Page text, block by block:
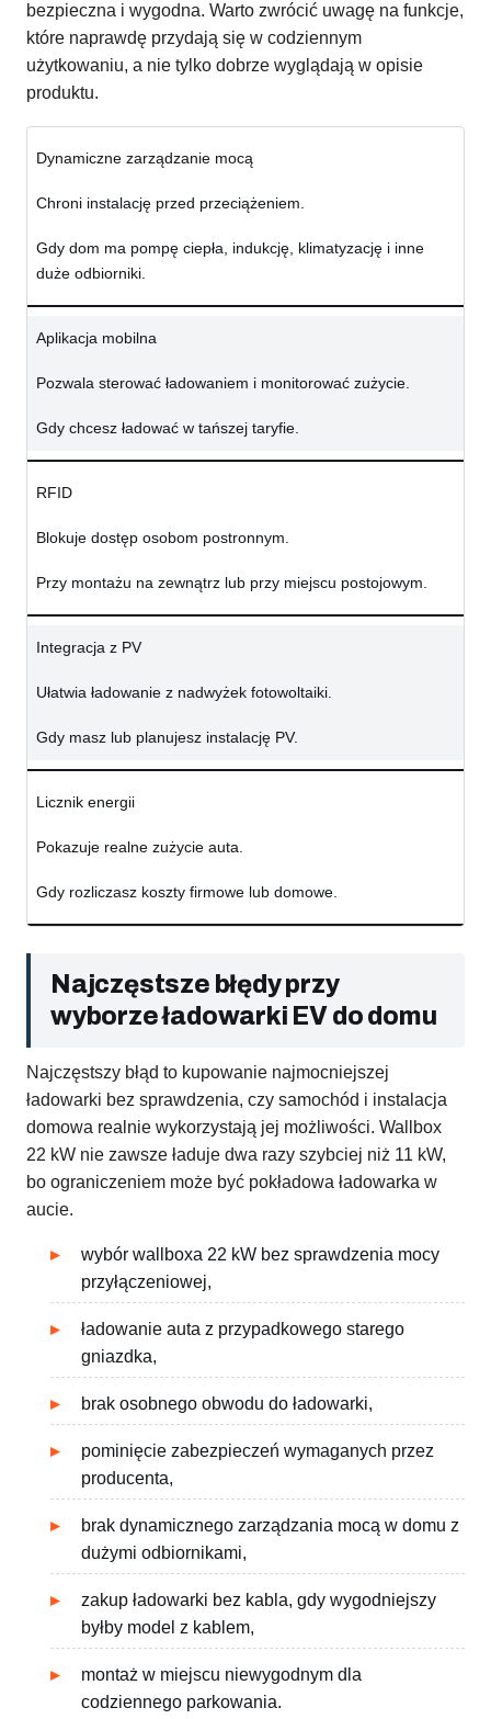
bezpieczna i wygodna. Warto zwrócić uwagę na funkcje,
które naprawdę przydają się w codziennym
użytkowaniu, a nie tylko dobrze wyglądają w opisie
produktu.
Dynamiczne zarządzanie mocą
Chroni instalację przed przeciążeniem.
Gdy dom ma pompę ciepła, indukcję, klimatyzację i inne
duże odbiorniki.
Aplikacja mobilna
Pozwala sterować ładowaniem i monitorować zużycie.
Gdy chcesz ładować w tańszej taryfie.
RFID
Blokuje dostęp osobom postronnym.
Przy montażu na zewnątrz lub przy miejscu postojowym.
Integracja z PV
Ułatwia ładowanie z nadwyżek fotowoltaiki.
Gdy masz lub planujesz instalację PV.
Licznik energii
Pokazuje realne zużycie auta.
Gdy rozliczasz koszty firmowe lub domowe.
Najczęstsze błędy przy
wyborze ładowarki EV do domu
Najczęstszy błąd to kupowanie najmocniejszej
ładowarki bez sprawdzenia, czy samochód i instalacja
domowa realnie wykorzystają jej możliwości. Wallbox
22 kW nie zawsze ładuje dwa razy szybciej niż 11 kW,
bo ograniczeniem może być pokładowa ładowarka w
aucie.
wybór wallboxa 22 kW bez sprawdzenia mocy
przyłączeniowej,
ładowanie auta z przypadkowego starego
gniazdka,
brak osobnego obwodu do ładowarki,
pominięcie zabezpieczeń wymaganych przez
producenta,
brak dynamicznego zarządzania mocą w domu z
dużymi odbiornikami,
zakup ładowarki bez kabla, gdy wygodniejszy
byłby model z kablem,
montaż w miejscu niewygodnym dla
codziennego parkowania.